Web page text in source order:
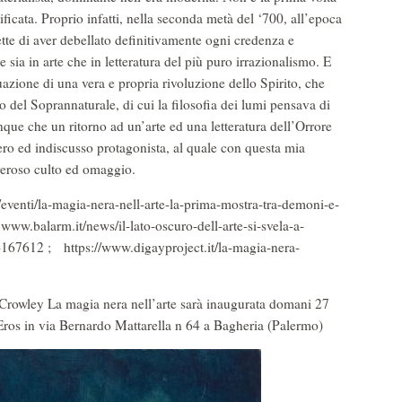
Proprio infatti, nella seconda metà del ‘700, all’epoca
di aver debellato definitivamente ogni credenza e
sia in arte che in letteratura del più puro irrazionalismo. E
di una vera e propria rivoluzione dello Spirito, che
del Soprannaturale, di cui la filosofia dei lumi pensava di
che un ritorno ad un’arte ed una letteratura dell’Orrore
ed indiscusso protagonista, al quale con questa mia
culto ed omaggio.
la-magia-nera-nell-arte-la-prima-mostra-tra-demoni-e-
news/il-lato-oscuro-dell-arte-si-svela-a-
; https://www.digayproject.it/la-magia-nera-
La magia nera nell’arte sarà inaugurata domani 27
in via Bernardo Mattarella n 64 a Bagheria (Palermo)